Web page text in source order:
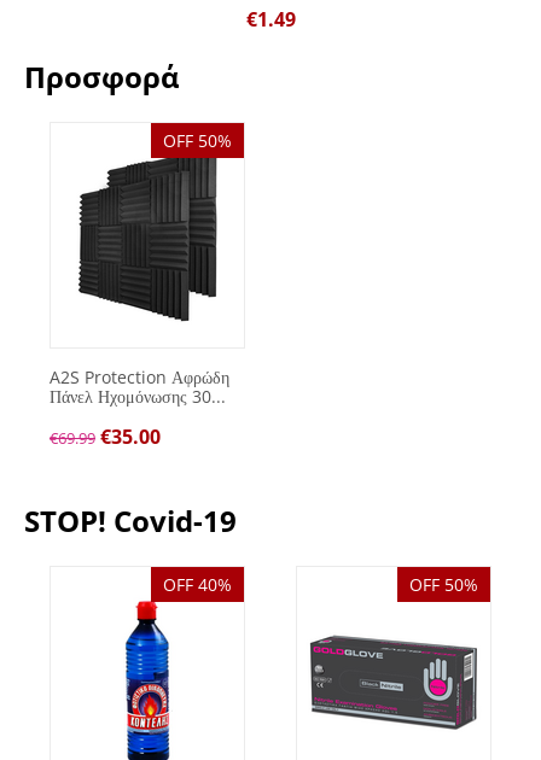
€1.49
Προσφορά
OFF 50%
A2S Protection Αφρώδη
Πάνελ Ηχομόνωσης 30...
€69.99 €35.00
STOP! Covid-19
OFF 40% OFF 50%